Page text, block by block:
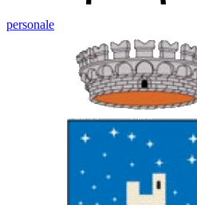
personale